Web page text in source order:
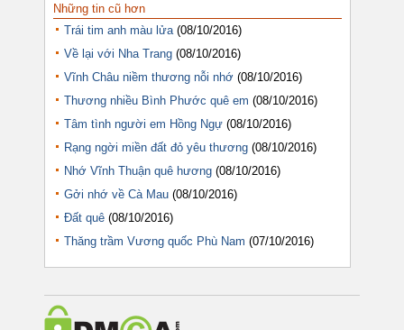
Những tin cũ hơn
Trái tim anh màu lửa (08/10/2016)
Về lại với Nha Trang (08/10/2016)
Vĩnh Châu niềm thương nỗi nhớ (08/10/2016)
Thương nhiều Bình Phước quê em (08/10/2016)
Tâm tình người em Hồng Ngự (08/10/2016)
Rạng ngời miền đất đỏ yêu thương (08/10/2016)
Nhớ Vĩnh Thuận quê hương (08/10/2016)
Gởi nhớ về Cà Mau (08/10/2016)
Đất quê (08/10/2016)
Thăng trầm Vương quốc Phù Nam (07/10/2016)